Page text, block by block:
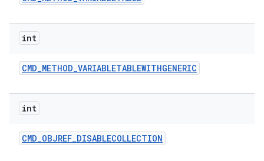
int
CMD_METHOD_VARIABLETABLEWITHGENERIC
int
CMD_OBJREF_DISABLECOLLECTION